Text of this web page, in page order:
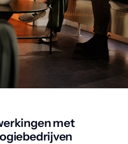
met